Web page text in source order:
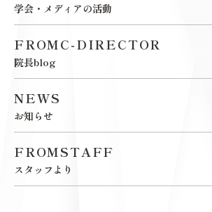
学会・メディアの活動
FROMC-DIRECTOR
院長blog
NEWS
お知らせ
FROMSTAFF
スタッフより